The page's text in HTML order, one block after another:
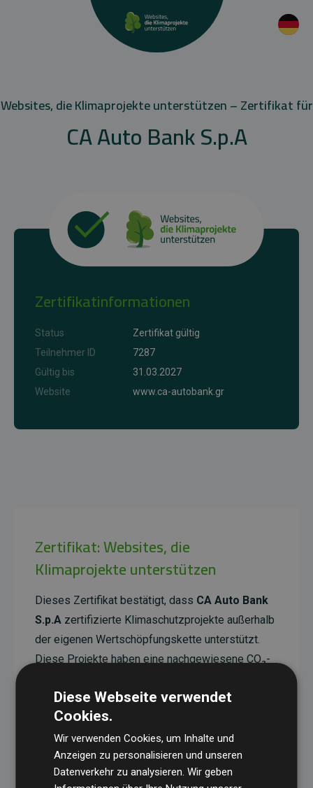
Websites, die Klimaprojekte unterstützen – Zertifikat für
CA Auto Bank S.p.A
Zertifikatinformationen
Status
Zertifikat gültig
Teilnehmer ID
7287
Gültig bis
31.03.2027
Website
www.ca-autobank.gr
Zertifikat: Websites, die
Klimaprojekte unterstützen
Dieses Zertifikat bestätigt, dass CA Auto Bank
S.p.A zertifizierte Klimaschutzprojekte außerhalb
der eigenen Wertschöpfungskette unterstützt.
Diese Projekte haben eine nachgewiesene CO₂-
Doppelten der geschätzten Emissionen der
Website entspricht.
Alle unterstützten Projekte werden durch
Standardverifiziert und erfüllen höchste
Anforderungen an Qualität, tatsächliche
Diese Webseite verwendet
Cookies.
Wir verwenden Cookies, um Inhalte und
Anzeigen zu personalisieren und unseren
Datenverkehr zu analysieren. Wir geben